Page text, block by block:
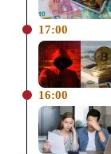
17:00
16:00